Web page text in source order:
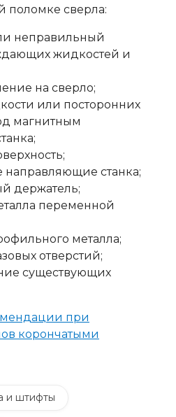
сверла:
неправильный
жидкостей и
на сверло;
или посторонних
магнитным
направляющие станка;
держатель;
переменной
металла;
отверстий;
существующих
при
корончатыми
и штифты